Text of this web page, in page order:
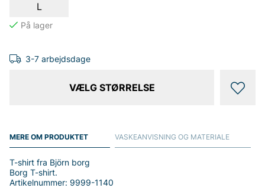
L
3-7 arbejdsdage
VÆLG STØRRELSE
MERE OM PRODUKTET
T-shirt fra Björn borg
Borg T-shirt.
Artikelnummer: 9999-1140
VASKEANVISNING OG MATERIALE